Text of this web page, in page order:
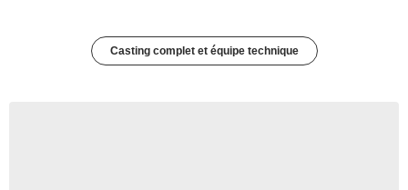
Casting complet et équipe technique